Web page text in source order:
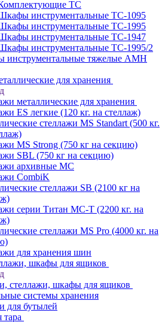
ТС
инструментальные TC-1095
инструментальные TC-1995
инструментальные ТС-1947
инструментальные ТС-1995/2
тяжелые AMH
для хранения
металлические для хранения
ES легкие (120 кг. на стеллаж)
стеллажи MS Standart (500 кг.
MS Strong (750 кг на секцию)
SBL (750 кг на секцию)
архивные МС
CombiK
стеллажи SB (2100 кг на
серии Титан МС-Т (2200 кг. на
стеллажи MS Pro (4000 кг. на
для хранения шин
шкафы для ящиков
стеллажи, шкафы для ящиков
системы хранения
для бутылей
тара